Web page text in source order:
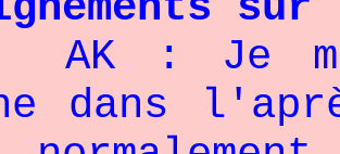
AK : Je
dans